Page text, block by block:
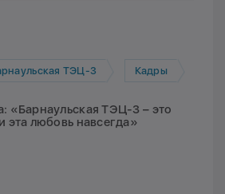
ТЭЦ-3 Кадры
«Барнаульская ТЭЦ-3 – это
эта любовь навсегда»